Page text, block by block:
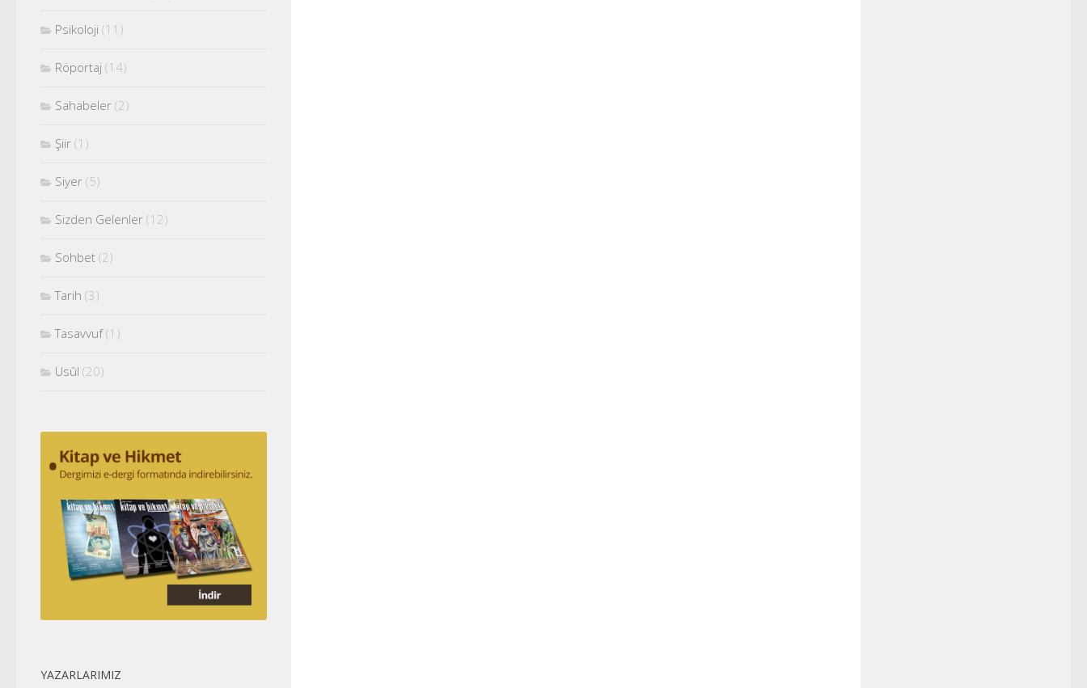
Psikoloji (11)
Röportaj (14)
Sahabeler (2)
Şiir (1)
Siyer (5)
Sizden Gelenler (12)
Sohbet (2)
Tarih (3)
Tasavvuf(1)
Usûl (20)
YAZARLARIMIZ